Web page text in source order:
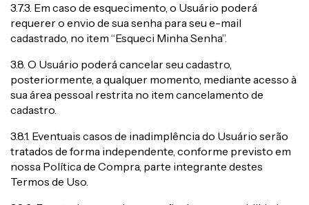
3.7.3. Em caso de esquecimento, o Usuário poderá
requerer o envio de sua senha para seu e-mail
cadastrado, no item “Esqueci Minha Senha”.
3.8. O Usuário poderá cancelar seu cadastro,
posteriormente, a qualquer momento, mediante acesso à
sua área pessoal restrita no item cancelamento de
cadastro.
3.8.1. Eventuais casos de inadimplência do Usuário serão
tratados de forma independente, conforme previsto em
nossa Política de Compra, parte integrante destes
Termos de Uso.